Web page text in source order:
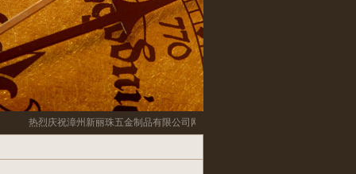
热烈庆祝漳州新丽珠五金制品有限公司网站改版啦！！